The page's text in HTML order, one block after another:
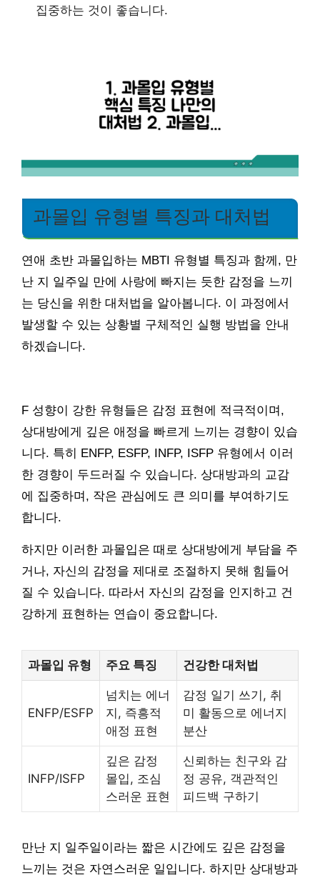
집중하는 것이 좋습니다.
과몰입 유형별 특징과 대처법
연애 초반 과몰입하는 MBTI 유형별 특징과 함께, 만
난 지 일주일 만에 사랑에 빠지는 듯한 감정을 느끼
는 당신을 위한 대처법을 알아봅니다. 이 과정에서
발생할 수 있는 상황별 구체적인 실행 방법을 안내
하겠습니다.
F 성향이 강한 유형들은 감정 표현에 적극적이며,
상대방에게 깊은 애정을 빠르게 느끼는 경향이 있습
니다. 특히 ENFP, ESFP, INFP, ISFP 유형에서 이러
한 경향이 두드러질 수 있습니다. 상대방과의 교감
에 집중하며, 작은 관심에도 큰 의미를 부여하기도
합니다.
하지만 이러한 과몰입은 때로 상대방에게 부담을 주
거나, 자신의 감정을 제대로 조절하지 못해 힘들어
질 수 있습니다. 따라서 자신의 감정을 인지하고 건
강하게 표현하는 연습이 중요합니다.
과몰입 유형 주요 특징 건강한 대처법
ENFP/ESFP
넘치는 에너
지, 즉흥적
애정 표현
감정 일기 쓰기, 취
미 활동으로 에너지
분산
INFP/ISFP
깊은 감정
몰입, 조심
스러운 표현
신뢰하는 친구와 감
정 공유, 객관적인
피드백 구하기
만난 지 일주일이라는 짧은 시간에도 깊은 감정을
느끼는 것은 자연스러운 일입니다. 하지만 상대방과